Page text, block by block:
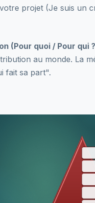
projet (Je suis un
(Pour quoi / Pour qui
au monde. La
fait sa part".